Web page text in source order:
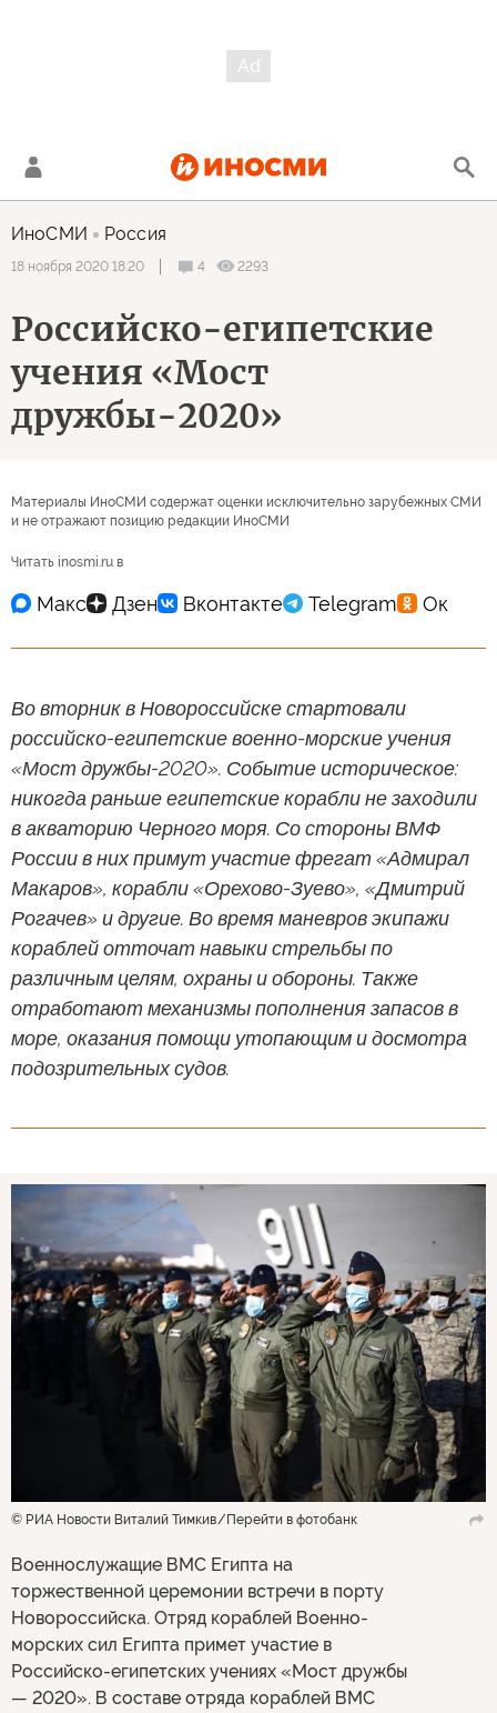
ИноСМИ Россия
18 ноября 2020 18:20 4 2293
Российско-египетские
учения «Мост
дружбы-2020»
Материалы ИноСМИ содержат оценки исключительно зарубежных СМИ
и не отражают позицию редакции ИноСМИ
Читать inosmi.ru в
Во вторник в Новороссийске стартовали
российско-египетские военно-морские учения
«Мост дружбы-2020». Событие историческое:
никогда раньше египетские корабли не заходили
в акваторию Черного моря. Со стороны ВМФ
России в них примут участие фрегат «Адмирал
Макаров», корабли «Орехово-Зуево», «Дмитрий
Рогачев» и другие. Во время маневров экипажи
кораблей отточат навыки стрельбы по
различным целям, охраны и обороны. Также
отработают механизмы пополнения запасов в
море, оказания помощи утопающим и досмотра
подозрительных судов.
© РИА Новости Виталий Тимкив Перейти в фотобанк
Военнослужащие ВМС Египта на
торжественной церемонии встречи в порту
Новороссийска. Отряд кораблей Военно-
морских сил Египта примет участие в
Российско-египетских учениях «Мост дружбы
— 2020». В составе отряда кораблей ВМС